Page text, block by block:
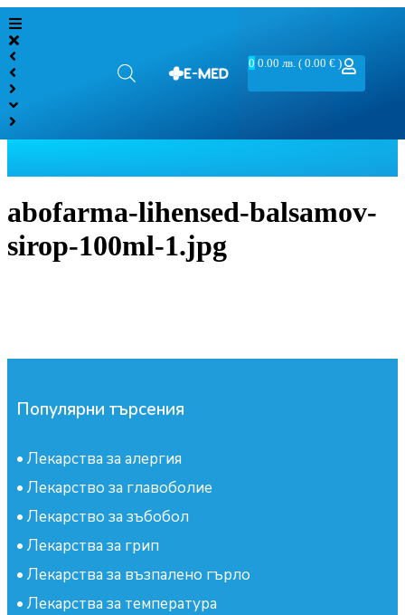
0 0.00лв. ( 0.00 € )
abofarma-lihensed-balsamov-
sirop-100ml-1.jpg
Популярни търсения
• Лекарства за алергия
• Лекарство за главоболие
• Лекарство за зъбобол
• Лекарства за грип
• Лекарства за възпалено гърло
• Лекарства за температура